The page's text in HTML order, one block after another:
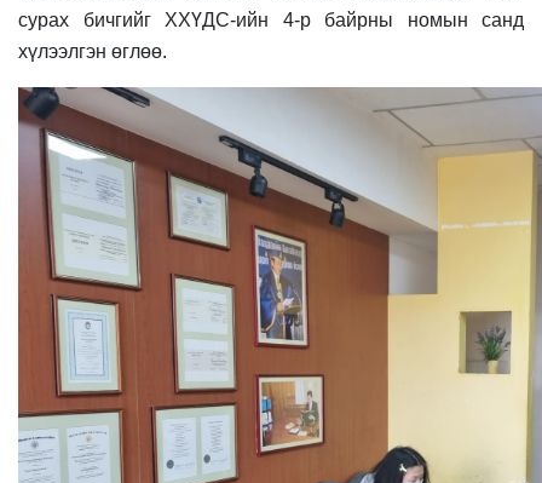
сурах бичгийг ХХҮДС-ийн 4-р байрны номын санд
хүлээлгэн өглөө.